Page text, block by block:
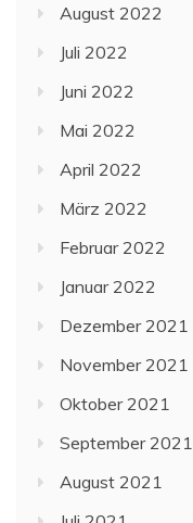
August 2022
Juli 2022
Juni 2022
Mai 2022
April 2022
März 2022
Februar 2022
Januar 2022
Dezember 2021
November 2021
Oktober 2021
September 2021
August 2021